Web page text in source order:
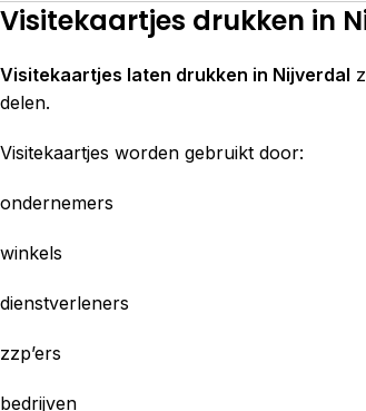
Visitekaartjes drukken in
Visitekaartjes laten drukken in Nijverdal
delen.
Visitekaartjes worden gebruikt door:
ondernemers
winkels
dienstverleners
zzp’ers
bedrijven